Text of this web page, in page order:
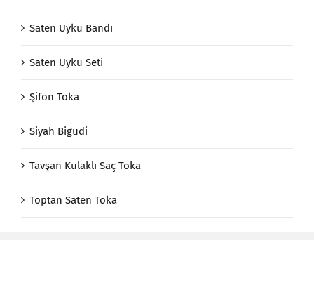
Saten Uyku Bandı
Saten Uyku Seti
Şifon Toka
Siyah Bigudi
Tavşan Kulaklı Saç Toka
Toptan Saten Toka